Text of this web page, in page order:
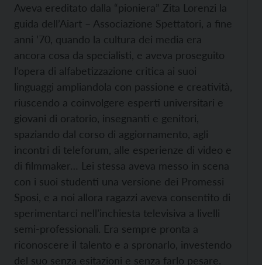
Aveva ereditato dalla “pioniera” Zita Lorenzi la
guida dell’Aiart – Associazione Spettatori, a fine
anni ’70, quando la cultura dei media era
ancora cosa da specialisti, e aveva proseguito
l’opera di alfabetizzazione critica ai suoi
linguaggi ampliandola con passione e creatività,
riuscendo a coinvolgere esperti universitari e
giovani di oratorio, insegnanti e genitori,
spaziando dal corso di aggiornamento, agli
incontri di teleforum, alle esperienze di video e
di filmmaker… Lei stessa aveva messo in scena
con i suoi studenti una versione dei Promessi
Sposi, e a noi allora ragazzi aveva consentito di
sperimentarci nell’inchiesta televisiva a livelli
semi-professionali. Era sempre pronta a
riconoscere il talento e a spronarlo, investendo
del suo senza esitazioni e senza farlo pesare.